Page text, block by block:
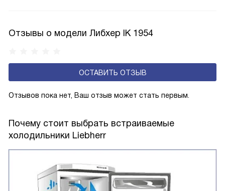
вещей, например масла или баночек йогурта. Зачастую
Отзывы о модели Либхер IK 1954
ОСТАВИТЬ ОТЗЫВ
Отзывов пока нет, Ваш отзыв может стать первым.
Почему стоит выбрать встраиваемые
холодильники Liebherr